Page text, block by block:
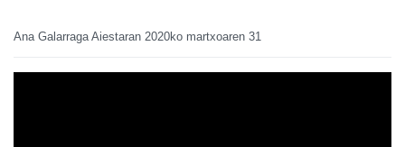
Ana Galarraga Aiestaran 2020ko martxoaren 31